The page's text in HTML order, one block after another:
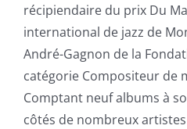
récipiendaire du prix Du
international de jazz de
André-Gagnon de la
catégorie Compositeur de
Comptant neuf albums à
côtés de nombreux